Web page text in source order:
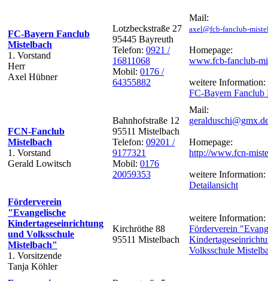
FC-Bayern Fanclub
Mistelbach
1. Vorstand
Herr
Axel Hübner
Lotzbeckstraße 27
95445 Bayreuth
Telefon: 0921 /
16811068
Mobil: 0176 /
64355882
Mail:
axel@fcb-fanclub-
Homepage:
www.fcb-fanclub-
weitere Information:
FC-Bayern Fanclub
FCN-Fanclub
Mistelbach
1. Vorstand
Gerald Lowitsch
Bahnhofstraße 12
95511 Mistelbach
Telefon: 09201 /
9177321
Mobil: 0176
20059353
Mail:
Homepage:
http://www.fcn-
weitere Information:
Detailansicht
Förderverein
"Evangelische
Kindertageseinrichtung
und Volksschule
Mistelbach"
1. Vorsitzende
Tanja Köhler
Kirchröthe 88
95511 Mistelbach
weitere Information:
Förderverein
Volksschule